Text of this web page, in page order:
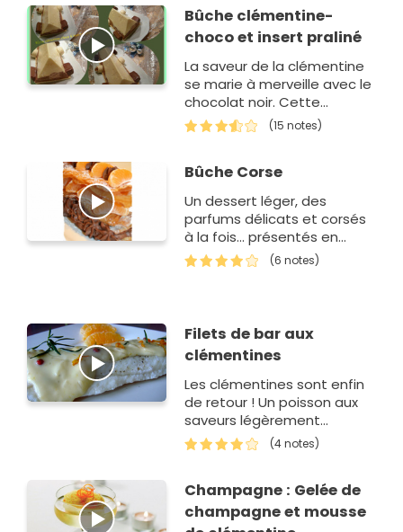
Bûche clémentine-
choco et insert praliné
La saveur de la clémentine
se marie à merveille avec le
chocolat noir. Cette
recette remporte la 4ème
place du concours Côté
(15 notes)
Bûche Corse
Un dessert léger, des
parfums délicats et corsés
à la fois... présentés en
bûche pour un dessert de
Noël, vous pouvez aussi le
(6 notes)
Filets de bar aux
clémentines
Les clémentines sont enfin
de retour ! Un poisson aux
saveurs légèrement
acidulées.
(4 notes)
Champagne : Gelée de
champagne et mousse